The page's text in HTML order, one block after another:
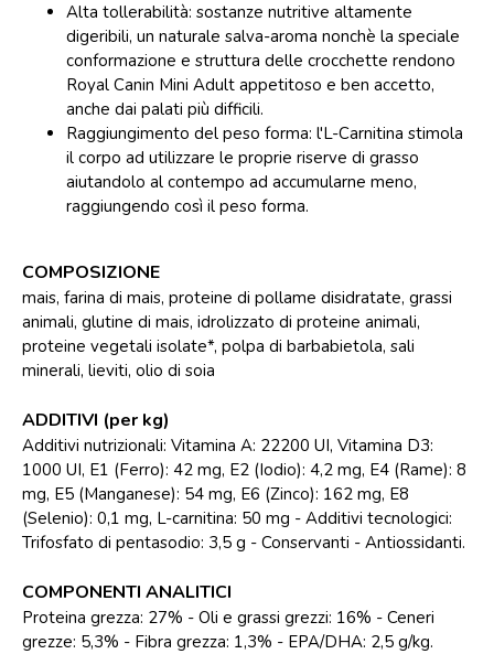
Alta tollerabilità: sostanze nutritive altamente
digeribili, un naturale salva-aroma nonchè la speciale
conformazione e struttura delle crocchette rendono
Royal Canin Mini Adult appetitoso e ben accetto,
anche dai palati più difficili.
Raggiungimento del peso forma: l'L-Carnitina stimola
il corpo ad utilizzare le proprie riserve di grasso
aiutandolo al contempo ad accumularne meno,
raggiungendo così il peso forma.
COMPOSIZIONE
mais, farina di mais, proteine di pollame disidratate, grassi
animali, glutine di mais, idrolizzato di proteine animali,
proteine vegetali isolate*, polpa di barbabietola, sali
minerali, lieviti, olio di soia
ADDITIVI (per kg)
Additivi nutrizionali: Vitamina A: 22200 UI, Vitamina D3:
1000 UI, E1 (Ferro): 42 mg, E2 (Iodio): 4,2 mg, E4 (Rame): 8
mg, E5 (Manganese): 54 mg, E6 (Zinco): 162 mg, E8
(Selenio): 0,1 mg, L-carnitina: 50 mg - Additivi tecnologici:
Trifosfato di pentasodio: 3,5 g - Conservanti - Antiossidanti.
COMPONENTI ANALITICI
Proteina grezza: 27% - Oli e grassi grezzi: 16% - Ceneri
grezze: 5,3% - Fibra grezza: 1,3% - EPA/DHA: 2,5 g/kg.